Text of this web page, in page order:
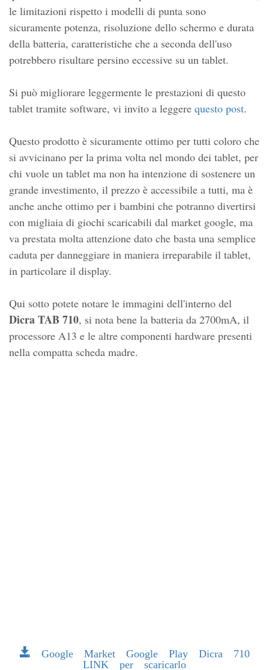
le limitazioni rispetto i modelli di punta sono
sicuramente potenza, risoluzione dello schermo e durata
della batteria, caratteristiche che a seconda dell'uso
potrebbero risultare persino eccessive su un tablet.
Si può migliorare leggermente le prestazioni di questo
tablet tramite software, vi invito a leggere questo post.
Questo prodotto è sicuramente ottimo per tutti coloro che
si avvicinano per la prima volta nel mondo dei tablet, per
chi vuole un tablet ma non ha intenzione di sostenere un
grande investimento, il prezzo è accessibile a tutti, ma è
anche anche ottimo per i bambini che potranno divertirsi
con migliaia di giochi scaricabili dal market google, ma
va prestata molta attenzione dato che basta una semplice
caduta per danneggiare in maniera irreparabile il tablet,
in particolare il display.
Qui sotto potete notare le immagini dell'interno del
Dicra TAB 710, si nota bene la batteria da 2700mA, il
processore A13 e le altre componenti hardware presenti
nella compatta scheda madre.
Google Market Google Play Dicra 710
LINK per scaricarlo